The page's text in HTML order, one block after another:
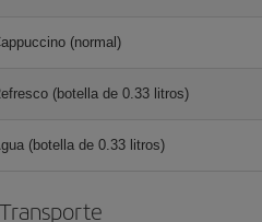
(normal)
(botella de 0.33 litros)
(botella de 0.33 litros)
Transporte